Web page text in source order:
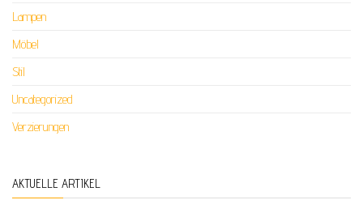
Lampen
Möbel
Stil
Uncategorized
Verzierungen
AKTUELLE ARTIKEL